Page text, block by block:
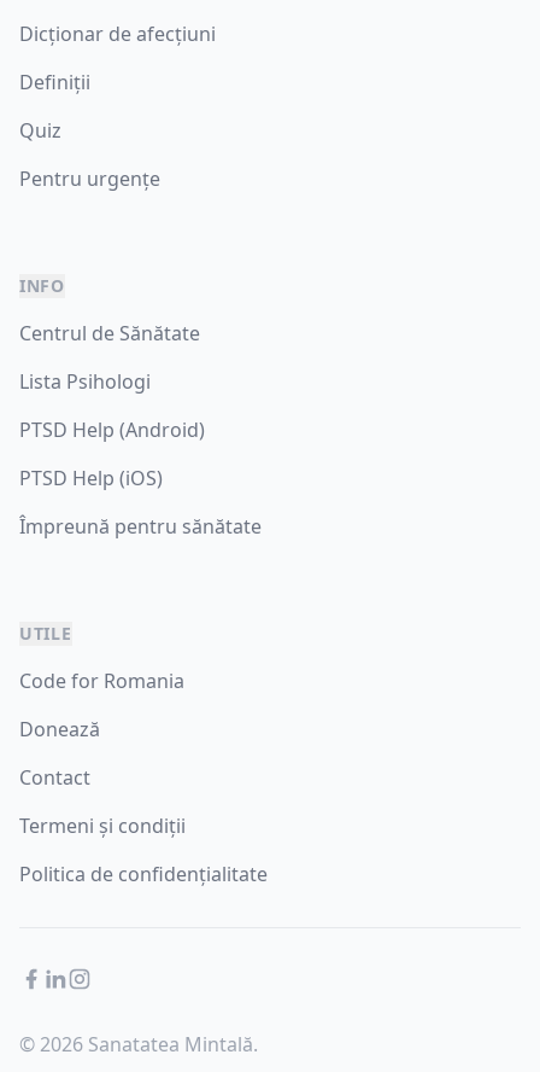
Dicționar de afecțiuni
Definiții
Quiz
Pentru urgențe
INFO
Centrul de Sănătate
Lista Psihologi
PTSD Help (Android)
PTSD Help (iOS)
Împreună pentru sănătate
UTILE
Code for Romania
Donează
Contact
Termeni și condiții
Politica de confidențialitate
Facebook
LinkedIn
Instagram
© 2026 Sanatatea Mintală.